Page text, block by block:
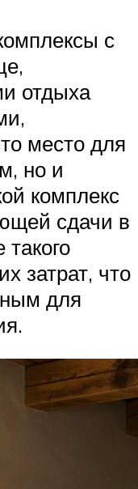
с
отдыха
место для
но и
комплекс
сдачи в
затрат, что
для